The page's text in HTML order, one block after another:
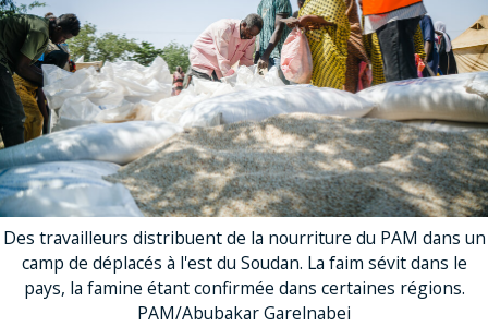
Des travailleurs distribuent de la nourriture du PAM dans un
camp de déplacés à l'est du Soudan. La faim sévit dans le
pays, la famine étant confirmée dans certaines régions.
PAM/Abubakar Garelnabei